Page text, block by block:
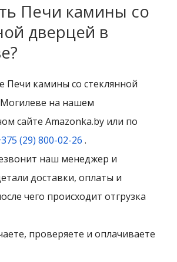
Печи камины со
дверцей в
Печи камины со стеклянной
на нашем
сайте Amazonka.by или по
(29) 800-02-26 .
наш менеджер и
доставки, оплаты и
чего происходит отгрузка
проверяете и оплачиваете